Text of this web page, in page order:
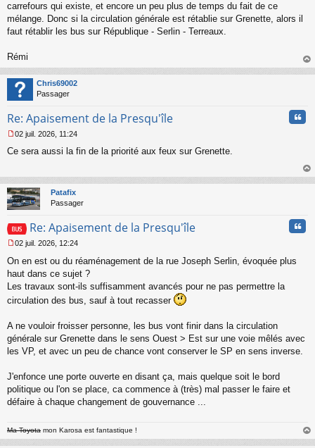
carrefours qui existe, et encore un peu plus de temps du fait de ce
mélange. Donc si la circulation générale est rétablie sur Grenette, alors il
faut rétablir les bus sur République - Serlin - Terreaux.
Rémi
au
Chris69002
Passager
Re: Apaisement de la Presqu'île
e
a
g
e
o
n
l
u
02 juil. 2026, 11:24
Ce sera aussi la fin de la priorité aux feux sur Grenette.
au
Patafix
Passager
Re: Apaisement de la Presqu'île
e
s
g
n
o
l
02 juil. 2026, 12:24
On en est ou du réaménagement de la rue Joseph Serlin, évoquée plus
haut dans ce sujet ?
Les travaux sont-ils suffisamment avancés pour ne pas permettre la
circulation des bus, sauf à tout recasser
A ne vouloir froisser personne, les bus vont finir dans la circulation
générale sur Grenette dans le sens Ouest > Est sur une voie mêlés avec
les VP, et avec un peu de chance vont conserver le SP en sens inverse.
J'enfonce une porte ouverte en disant ça, mais quelque soit le bord
politique ou l'on se place, ca commence à (très) mal passer le faire et
défaire à chaque changement de gouvernance ...
Ma Toyota mon Karosa est fantastique !
au